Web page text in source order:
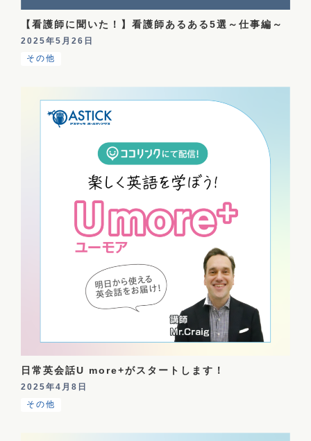
【看護師に聞いた！】看護師あるある5選～仕事編～
2025年5月26日
その他
日常英会話U more+がスタートします！
2025年4月8日
その他